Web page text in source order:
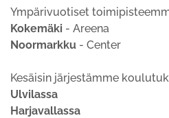
Ympärivuotiset
Kokemäki - Areena
Noormarkku - Center
Kesäisin järjestämme
Ulvilassa
Harjavallassa